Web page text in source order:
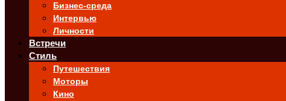
Бизнес-среда
Интервью
Личности
Встречи
Стиль
Путешествия
Моторы
Кино